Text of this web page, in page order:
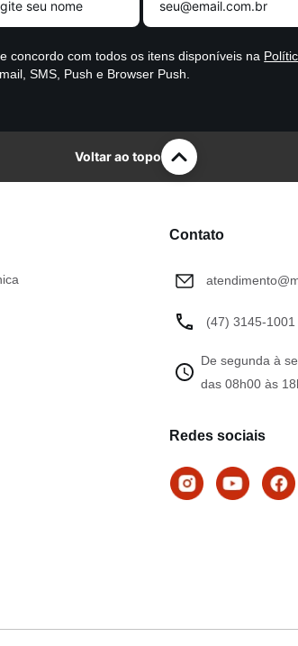
concordo com todos os itens disponíveis na
SMS, Push e Browser Push.
Voltar ao topo
Contato
(47) 3145-1001
De segunda à
das 08h00 às
Redes sociais